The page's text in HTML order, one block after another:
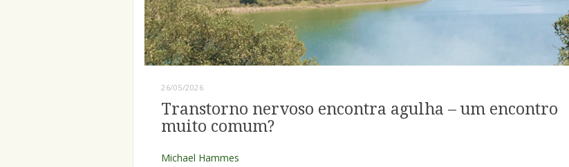
26/05/2026
Transtorno nervoso encontra agulha – um encontro
muito comum?
Michael Hammes